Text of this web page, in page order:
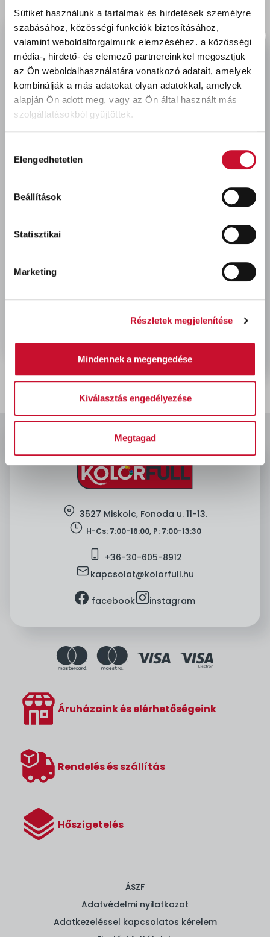
Sütiket használunk a tartalmak és hirdetések személyre
szabásához, közösségi funkciók biztosításához,
valamint weboldalforgalmunk elemzéséhez. a közösségi
média-, hirdető- és elemező partnereinkkel megosztjuk
az Ön weboldalhasználatára vonatkozó adatait, amelyek
kombinálják a más adatokat olyan adatokkal, amelyek
alapján Ön adott meg, vagy az Ön által használt más
szolgáltatásokból gyűjtöttek.
kiválasztása
Elengedhetetlen
Beállítások
Statisztikai
Marketing
Részletek megjelenítése
Mindennek a megengedése
Kiválasztás engedélyezése
Megtagad
beltérben fémfelületek alapozó festésére
használható. A festék kiadós, kiváló
fedőképességű, jól szórható, könnyen ecsetelhető,
cseppmentes és gyorsan száradó. Kiváló
minőségű, rugalmas és tartós bevonatot ad.
Megfelelő kivitelezés és rétegvastagság esetén a
bevonat élettartama – fedőfestés nélkül –
Utoljára megtekintett termékek
5 250 Ft
Áruházaink és elérhetőségeink
Rendelés és szállítás
Hőszigetelés
ÁSZF
Adatvédelmi nyilatkozat
Adatkezeléssel kapcsolatos kérelem
location 3527 Miskolc, Fonoda u. 11-13.
clock H-Cs: 7:00-16:00, P: 7:00-13:30
mobile +36-30-605-8912
mailkapcsolat@kolorfull.hu
facebook facebookinstagraminstagram